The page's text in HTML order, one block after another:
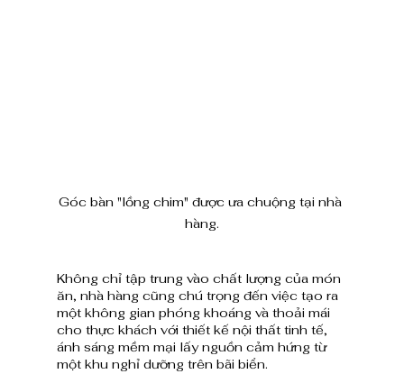
Góc bàn "lồng chim" được ưa chuộng tại nhà
hàng.
Không chỉ tập trung vào chất lượng của món
ăn, nhà hàng cũng chú trọng đến việc tạo ra
một không gian phóng khoáng và thoải mái
cho thực khách với thiết kế nội thất tinh tế,
ánh sáng mềm mại lấy nguồn cảm hứng từ
một khu nghỉ dưỡng trên bãi biển.